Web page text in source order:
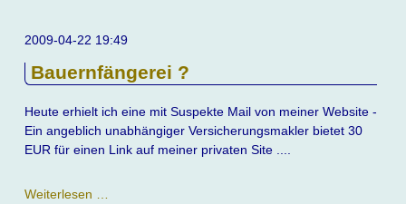
Tropfen!
2009-04-22 19:49
Bauernfängerei ?
Heute erhielt ich eine mit Suspekte Mail von meiner Website -
Ein angeblich unabhängiger Versicherungsmakler bietet 30
EUR für einen Link auf meiner privaten Site ....
Weiterlesen …